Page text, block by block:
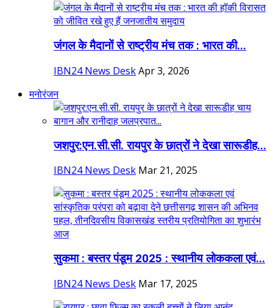
जंगल के मैदानों से राष्ट्रीय मंच तक : भारत की...
IBN24 News DeskApr 3, 2026
मनोरंजन
जशपुर:एन.सी.सी. रायपुर के छात्रों ने देखा सारूडीह...
IBN24 News Desk Mar 21, 2025
सुकमा : बस्तर पंडूम 2025 : स्थानीय लोककला एवं...
IBN24 News Desk Mar 17, 2025